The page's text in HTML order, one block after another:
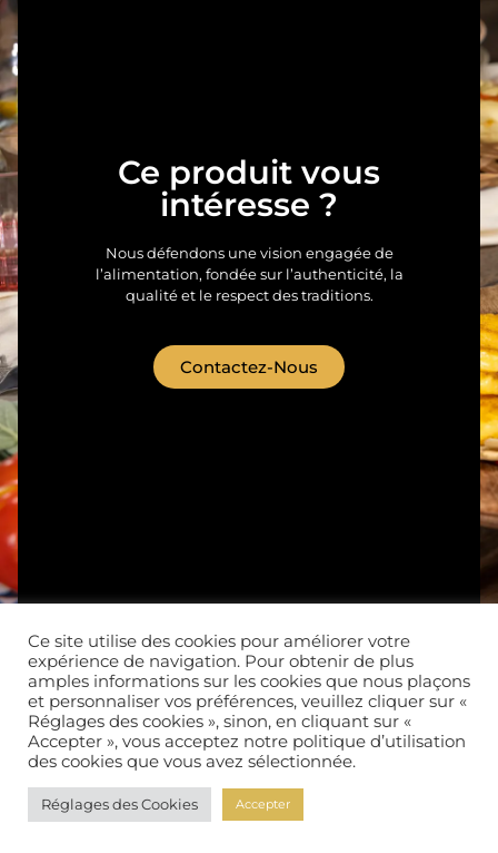
Ce produit vous
intéresse ?
Nous défendons une vision engagée de
l’alimentation, fondée sur l’authenticité, la
qualité et le respect des traditions.
Contactez-Nous
Nos produits Qui sommes-nous ?
serviceconso@treoitalia.com
© 2025 TREOITALIA All rights
Reserved. Design by À le
fleuve
Ce site utilise des cookies pour améliorer votre
expérience de navigation. Pour obtenir de plus
amples informations sur les cookies que nous plaçons
et personnaliser vos préférences, veuillez cliquer sur «
Réglages des cookies », sinon, en cliquant sur «
Accepter », vous acceptez notre politique d’utilisation
des cookies que vous avez sélectionnée.
Réglages des Cookies Accepter